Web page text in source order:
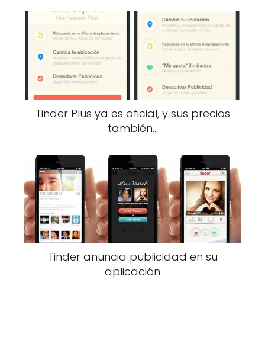
Tinder Plus ya es oficial, y sus precios
también…
Tinder anuncia publicidad en su
aplicación